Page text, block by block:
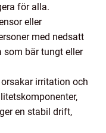
för alla.
eller
med nedsatt
som bär tungt eller
irritation och
en stabil drift,